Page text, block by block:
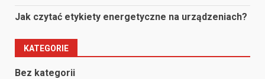
Jak czytać etykiety energetyczne na urządzeniach?
KATEGORIE
Bez kategorii